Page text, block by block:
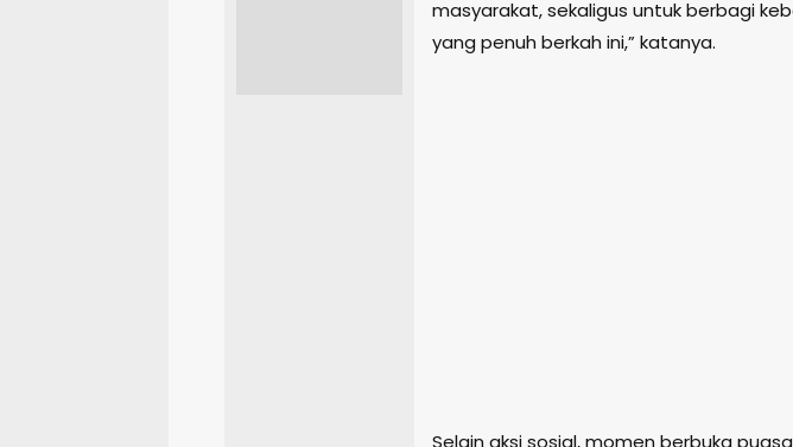
masyarakat, sekaligus untuk berbagi
yang penuh berkah ini,” katanya.
Selain aksi sosial, momen berbuka